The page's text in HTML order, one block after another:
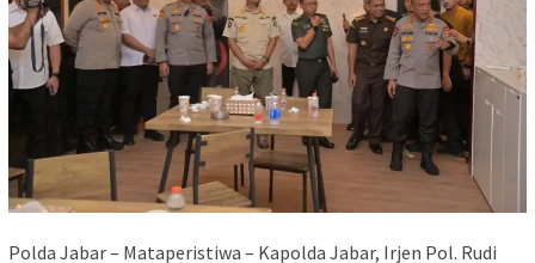
Polda Jabar – Mataperistiwa – Kapolda Jabar, Irjen Pol. Rudi